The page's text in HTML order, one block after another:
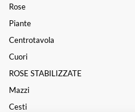
Rose
Piante
Centrotavola
Cuori
ROSE STABILIZZATE
Mazzi
Cesti